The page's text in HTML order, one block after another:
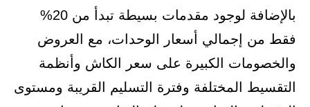
بالإضافة لوجود مقدمات بسيطة تبدأ من 20%
فقط من إجمالي أسعار الوحدات، مع العروض
والخصومات الكبيرة على سعر الكاش وأنظمة
التقسيط المختلفة وفترة التسليم القريبة ومستوى